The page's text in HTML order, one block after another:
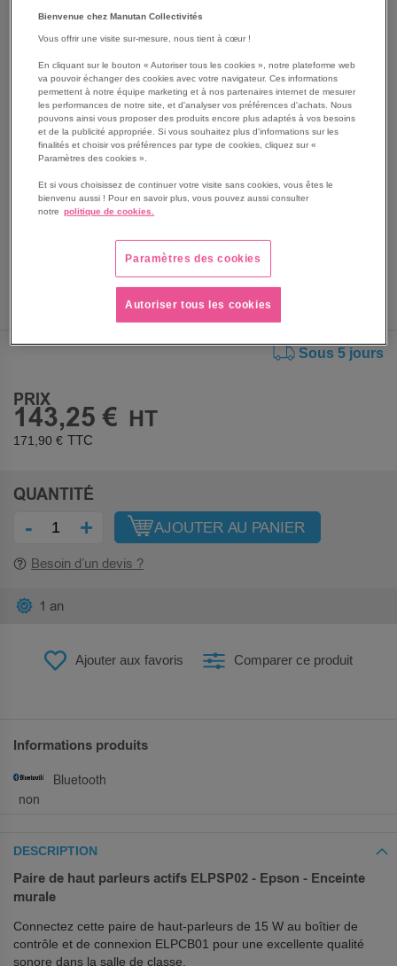
SKIP
BEGINNING
Les avantages
Haute qualité : Excellente clarté.
Connexion à l'ELPCB01 : Solution audiovisuelle
Installation facile : Supports de montage fournis.
Voir le descriptif complet
Sous 5 jours
PRIX
143,25 €
171,90 €
QUANTITÉ
- + AJOUTER AU PANIER
Besoin d’un devis ?
Ajouter aux favoris Comparer ce produit
1 an
Informations produits
non
Bluetooth
DESCRIPTION
Paire de haut parleurs actifs ELPSP02 - Epson - Enceinte
murale
Connectez cette paire de haut-parleurs de 15 W au boîtier de
contrôle et de connexion ELPCB01 pour une excellente qualité
sonore dans la salle de classe.
Bienvenue chez Manutan Collectivités
Vous offrir une visite sur-mesure, nous tient à cœur !
En cliquant sur le bouton « Autoriser tous les cookies », notre plateforme web
va pouvoir échanger des cookies avec votre navigateur. Ces informations
permettent à notre équipe marketing et à nos partenaires internet de mesurer
les performances de notre site, et d'analyser vos préférences d'achats. Nous
pouvons ainsi vous proposer des produits encore plus adaptés à vos besoins
et de la publicité appropriée. Si vous souhaitez plus d'informations sur les
finalités et choisir vos préférences par type de cookies, cliquez sur «
Paramètres des cookies ».
Et si vous choisissez de continuer votre visite sans cookies, vous êtes le
bienvenu aussi ! Pour en savoir plus, vous pouvez aussi consulter
notre politique de cookies.
Paramètres des cookies
Autoriser tous les cookies